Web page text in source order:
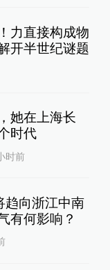
力直接构成物
开半世纪谜题
她在上海长
时代
时前
趋向浙江中南
有何影响？